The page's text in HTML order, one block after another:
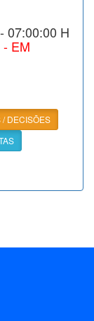
07:00:00 H
EM
DECISÕES